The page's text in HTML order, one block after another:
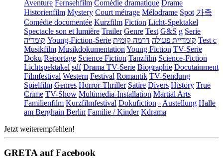
Aventure Fernsehfilm Comédie dramatique Drame
Historienfilm Mystery Court métrage Mélodrame Spot 가족
Comédie documentée Kurzfilm Fiction Licht-Spektakel
Spectacle son et lumière Trailer Genre Test G&S g Serie
קומדיה Young-Fiction-Serie קומדיית פעולה דרמה קומית
Test c
Musikfilm Musikdokumentation Young Fiction TV-Serie
Doku Reportage Science Fiction Tanzfilm Science-Fiction
Lichtspektakel sdf Drama TV-Serie Biographie Docutainment
Filmfestival Western Festival Romantik TV-Sendung
Spielfilm Genres Horror-Thriller Satire Divers History True
Crime TV-Show Multimedia-Installation Martial Arts
Familienfilm Kurzfilmfestival Dokufiction - Austellung Halle
am Berghain Berlin Familie / Kinder Kdrama
Jetzt weiterempfehlen!
GRETA auf Facebook